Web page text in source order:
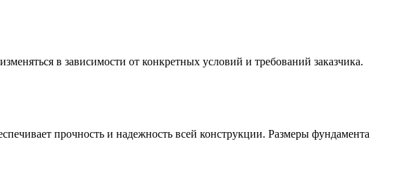
в зависимости от конкретных условий и требований заказчика.
прочность и надежность всей конструкции. Размеры фундамента